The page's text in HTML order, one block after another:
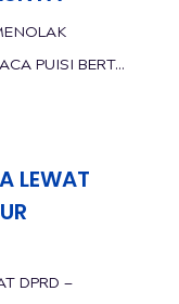
PUISI BERT...
LEWAT
DPRD —